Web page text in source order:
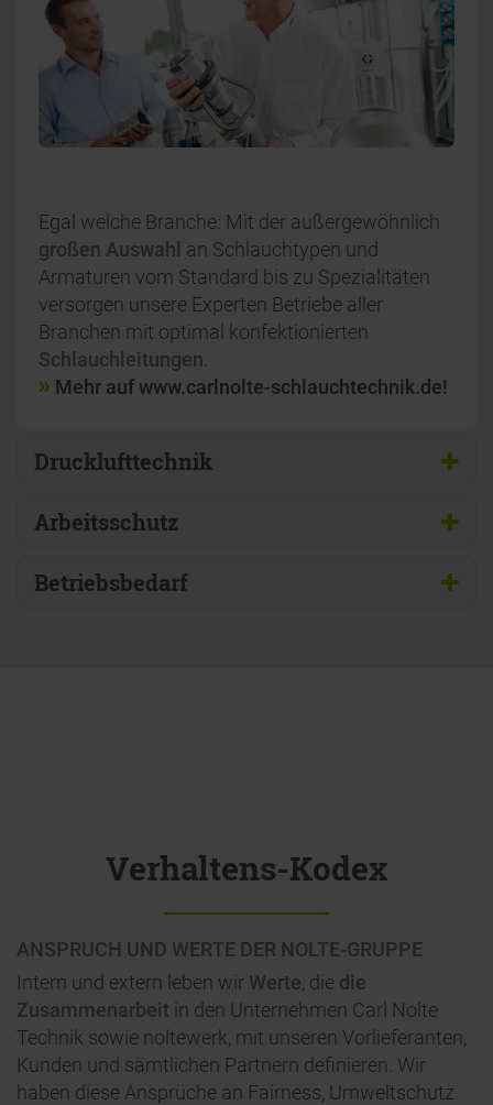
Egal welche Branche: Mit der außergewöhnlich
großen Auswahl an Schlauchtypen und
Armaturen vom Standard bis zu Spezialitäten
versorgen unsere Experten Betriebe aller
Branchen mit optimal konfektionierten
Schlauchleitungen
Mehr auf www.carlnolte-schlauchtechnik.de!
Drucklufttechnik
Arbeitsschutz
Betriebsbedarf
Verhaltens-Kodex
ANSPRUCH UND WERTE DER NOLTE-GRUPPE
Intern und extern leben wir Werte , die die
Zusammenarbeit in den Unternehmen Carl Nolte
Technik sowie noltewerk, mit unseren Vorlieferanten,
Kunden und sämtlichen Partnern definieren. Wir
haben diese Ansprüche an Fairness, Umweltschutz